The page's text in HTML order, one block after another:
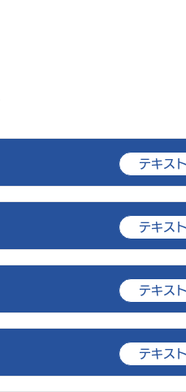
テキスト
テキスト
テキスト
テキスト